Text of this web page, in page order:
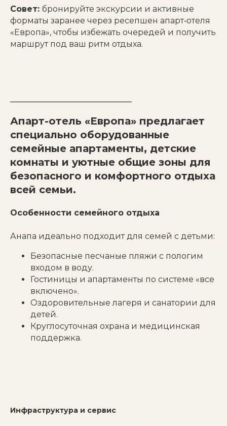
Совет: бронируйте экскурсии и активные
форматы заранее через ресепшен апарт‑отеля
«Европа», чтобы избежать очередей и получить
маршрут под ваш ритм отдыха.
Апарт-отель «Европа» предлагает
специально оборудованные
семейные апартаменты, детские
комнаты и уютные общие зоны для
безопасного и комфортного отдыха
всей семьи.
Особенности семейного отдыха
Анапа идеально подходит для семей с детьми:
Безопасные песчаные пляжи с пологим
входом в воду.
Гостиницы и апартаменты по системе «все
включено».
Оздоровительные лагеря и санатории для
детей.
Круглосуточная охрана и медицинская
поддержка.
Инфраструктура и сервис